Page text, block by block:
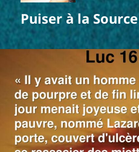
Puiser à la Source